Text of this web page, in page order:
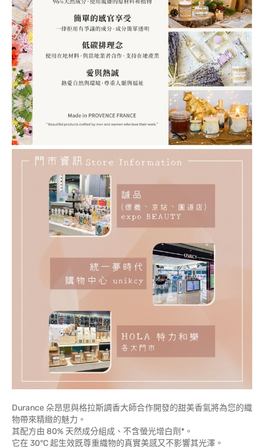
Durance 朵昂思與格拉斯調香大師合作開發的甜美香氣將為您的織
物帶來精緻的魅力。
其配方由 80% 天然成分組成、不含螢光增白劑*。
它在 30°C 起生效既尊重織物的真實美感又不影響其光澤。